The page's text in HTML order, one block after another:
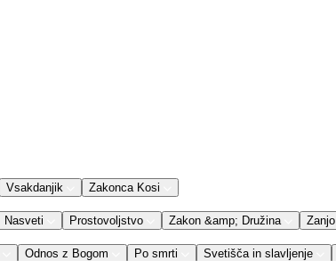
Vsakdanjik Zakonca Kosi
Nasveti Prostovoljstvo Zakon &amp; Družina
Odnos z Bogom Po smrti Svetišča in slavljenje